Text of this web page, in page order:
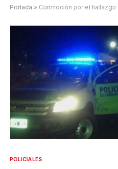
Portada » Conmoción por el hallazgo de un feto
POLICIALES